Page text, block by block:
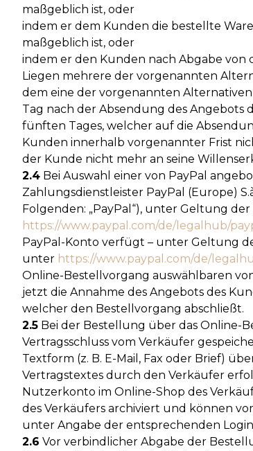
maßgeblich ist, oder
indem er dem Kunden die bestellte
maßgeblich ist, oder
indem er den Kunden nach Abgabe
Liegen mehrere der vorgenannten
dem eine der vorgenannten
Tag nach der Absendung des
fünften Tages, welcher auf die
Kunden innerhalb vorgenannter Frist
der Kunde nicht mehr an seine
2.4 Bei Auswahl einer von PayPal
Zahlungsdienstleister PayPal (Europe)
Folgenden: „PayPal“), unter Geltung
https://www.paypal.com/de/legalhub/
PayPal-Konto verfügt – unter Geltung
unter https://www.paypal.com/de/
Online-Bestellvorgang auswählbaren
jetzt die Annahme des Angebots des
welcher den Bestellvorgang abschließt.
2.5 Bei der Bestellung über das Online-
Vertragsschluss vom Verkäufer
Textform (z. B. E-Mail, Fax oder Brief)
Vertragstextes durch den Verkäufer
Nutzerkonto im Online-Shop des
des Verkäufers archiviert und können
unter Angabe der entsprechenden
2.6 Vor verbindlicher Abgabe der